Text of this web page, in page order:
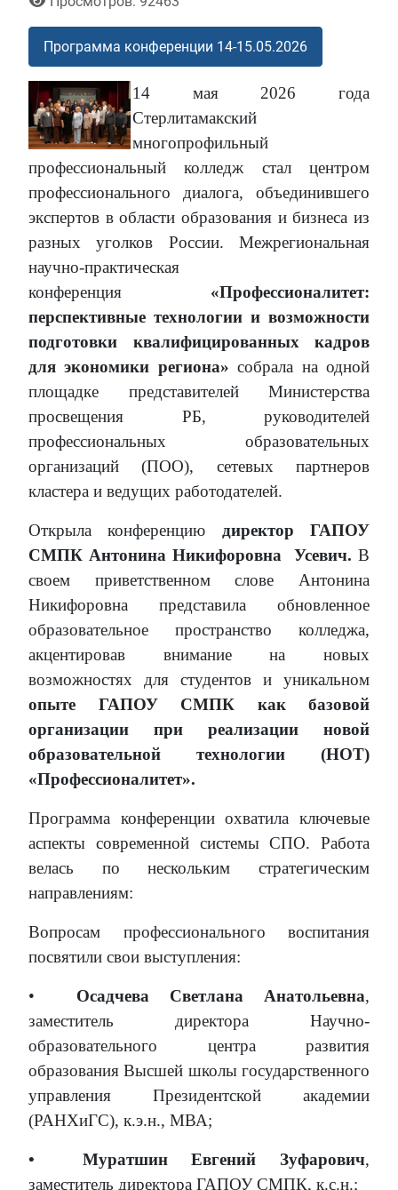
Программа конференции 14-15.05.2026
14 мая 2026 года
Стерлитамакский
многопрофильный
профессиональный колледж стал центром
профессионального диалога, объединившего
экспертов в области образования и бизнеса из
разных уголков России. Межрегиональная
научно-практическая
конференция «Профессионалитет:
перспективные технологии и возможности
подготовки квалифицированных кадров
для экономики региона» собрала на одной
площадке представителей Министерства
просвещения РБ, руководителей
профессиональных образовательных
организаций (ПОО), сетевых партнеров
кластера и ведущих работодателей.
Открыла конференцию директор ГАПОУ
СМПК Антонина Никифоровна
Усевич. В
своем приветственном слове Антонина
Никифоровна представила обновленное
образовательное пространство колледжа,
акцентировав внимание на новых
возможностях для студентов и уникальном
опыте ГАПОУ СМПК как базовой
организации при реализации новой
образовательной технологии (НОТ)
«Профессионалитет».
Программа конференции охватила ключевые
аспекты современной системы СПО. Работа
велась по нескольким стратегическим
направлениям:
Вопросам профессионального воспитания
посвятили свои выступления:
• Осадчева Светлана Анатольевна,
заместитель директора Научно-
образовательного центра развития
образования Высшей школы государственного
управления Президентской академии
(РАНХиГС), к.э.н., МВА;
• Муратшин Евгений Зуфарович,
заместитель директора ГАПОУ СМПК, к.с.н.;